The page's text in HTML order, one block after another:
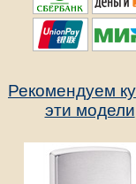
Рекомендуем
эти модели